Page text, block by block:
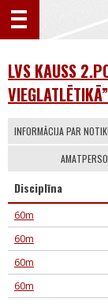
LVS KAUSS
INFORMĀCIJA PAR
Disciplīna
60m
60m
60m
60m